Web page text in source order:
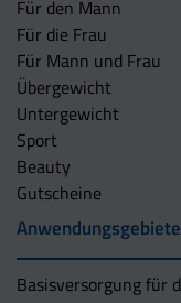
Für den Mann
Für die Frau
Für Mann und Frau
Übergewicht
Untergewicht
Sport
Beauty
Gutscheine
Anwendungsgebiete
Basisversorgung für